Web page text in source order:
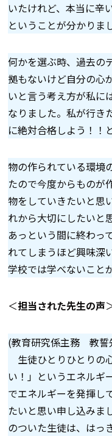
いたけれど、本当に辛
ということが分かりま
何かを選ぶ時、過去の
拠もないけど自分の心
いと言う考え方が私に
なりました。私が行き
に絶対合格しよう！！
物の作られている環境
たので今度からものが
物をしていきたいと思
れから大切にしたいと
あっという間に終わっ
れてしまうほど興味深
学校では学べないこと
＜担当された先生の声
(教育研究係主務 教
生徒ひとりひとりの
い！」というエネルギ
でエネルギーを発揮し
たいと思い申し込み
のついた生徒は、はっ